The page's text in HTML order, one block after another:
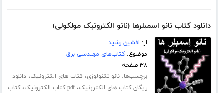
دانلود کتاب نانو اسمبلرها (نانو الکترونیک مولکولی)
از: افشین رشید
موضوع:کتاب‌های مهندسی برق
۳۸ صفحه
برچسب‌ها:نانو تکنولوژی،کتاب های الکترونیک،دانلود
رایگان کتاب های الکترونیک،pdf کتاب الکترونیک ،کتاب